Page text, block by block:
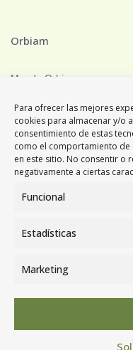
Para ofrecer las mejores
cookies para almacenar y/o
consentimiento de estas
como el comportamiento de
en este sitio. No consentir o
negativamente a ciertas
Funcional
Estadísticas
Marketing
Orbiam
Mundo Orbiam
Orbiam Grup